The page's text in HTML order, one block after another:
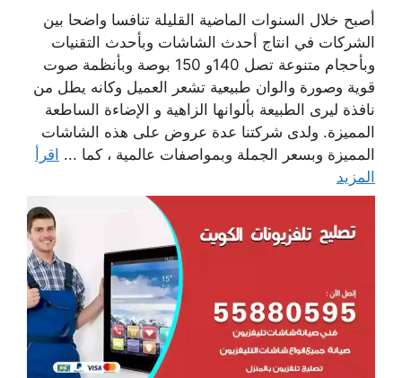
أصبح خلال السنوات الماضية القليلة تنافسا واضحا بين
الشركات في انتاج أحدث الشاشات وبأحدث التقنيات
وبأحجام متنوعة تصل 140و 150 بوصة وبأنظمة صوت
قوية وصورة والوان طبيعية تشعر العميل وكانه يطل من
نافذة ليرى الطبيعة بألوانها الزاهية و الإضاءة الساطعة
المميزة. ولدى شركتنا عدة عروض على هذه الشاشات
المميزة وبسعر الجملة وبمواصفات عالمية ، كما ... اقرأ
المزيد